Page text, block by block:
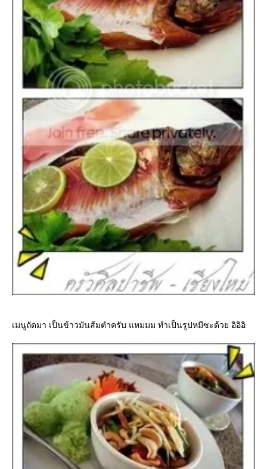
เมนูถัดมา เป็นข้าวมันส้มตำครับ แหมมม ทำเป็นรูปหมีซะด้วย อิอิอิ